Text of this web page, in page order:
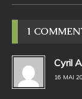
1
Cyril
16 MAI